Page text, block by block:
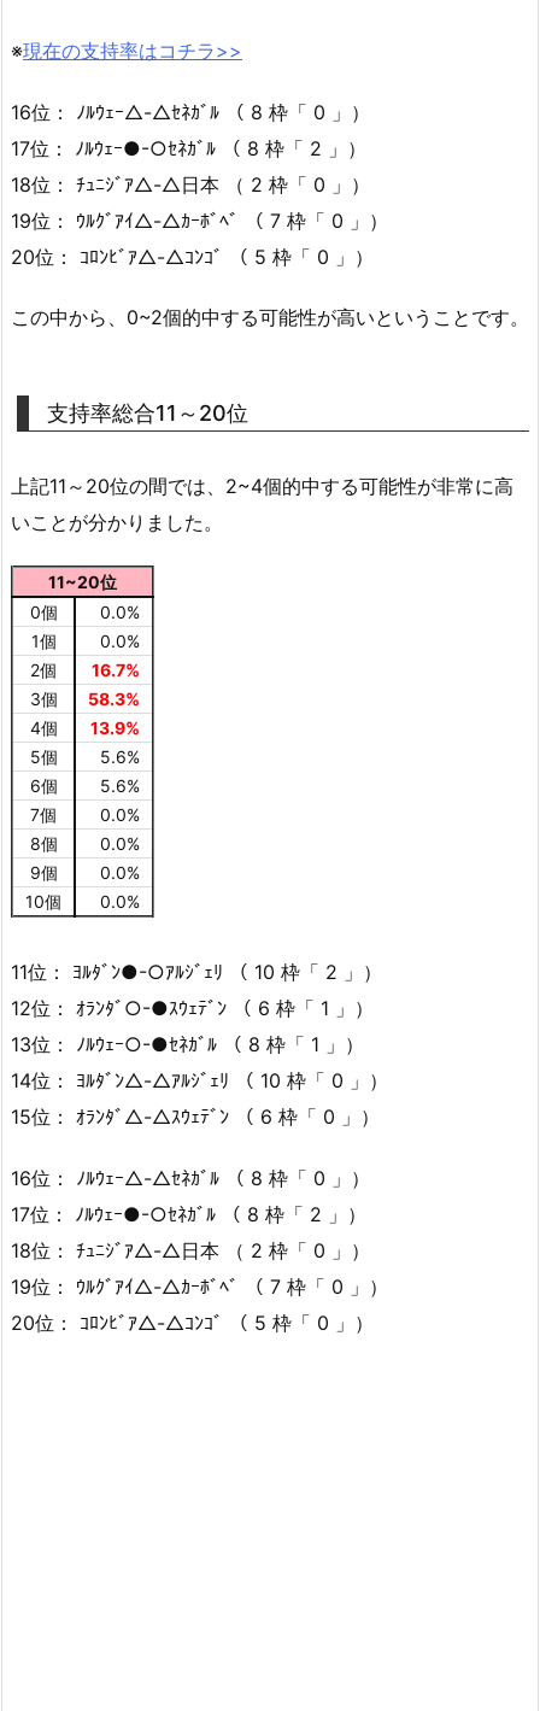
※現在の支持率はコチラ>>
16位： ﾉﾙｳｪｰ△-△ｾﾈｶﾞﾙ （ 8 枠「 0 」）
17位： ﾉﾙｳｪｰ●-○ｾﾈｶﾞﾙ （ 8 枠「 2 」）
18位： ﾁｭﾆｼﾞｱ△-△日本 （ 2 枠「 0 」）
19位： ｳﾙｸﾞｱｲ△-△ｶｰﾎﾞﾍﾞ （ 7 枠「 0 」）
20位： ｺﾛﾝﾋﾞｱ△-△ｺﾝｺﾞ （ 5 枠「 0 」）
この中から、0~2個的中する可能性が高いということです。
支持率総合11～20位
上記11～20位の間では、2~4個的中する可能性が非常に高
いことが分かりました。
11~20位
0個
0.0%
1個
0.0%
2個
16.7%
3個
58.3%
4個
13.9%
5個
5.6%
6個
5.6%
7個
0.0%
8個
0.0%
9個
0.0%
10個
0.0%
11位： ﾖﾙﾀﾞﾝ●-○ｱﾙｼﾞｪﾘ （ 10 枠「 2 」）
12位： ｵﾗﾝﾀﾞ○-●ｽｳｪﾃﾞﾝ （ 6 枠「 1 」）
13位： ﾉﾙｳｪｰ○-●ｾﾈｶﾞﾙ （ 8 枠「 1 」）
14位： ﾖﾙﾀﾞﾝ△-△ｱﾙｼﾞｪﾘ （ 10 枠「 0 」）
15位： ｵﾗﾝﾀﾞ△-△ｽｳｪﾃﾞﾝ （ 6 枠「 0 」）
16位： ﾉﾙｳｪｰ△-△ｾﾈｶﾞﾙ （ 8 枠「 0 」）
17位： ﾉﾙｳｪｰ●-○ｾﾈｶﾞﾙ （ 8 枠「 2 」）
18位： ﾁｭﾆｼﾞｱ△-△日本 （ 2 枠「 0 」）
19位： ｳﾙｸﾞｱｲ△-△ｶｰﾎﾞﾍﾞ （ 7 枠「 0 」）
20位： ｺﾛﾝﾋﾞｱ△-△ｺﾝｺﾞ （ 5 枠「 0 」）